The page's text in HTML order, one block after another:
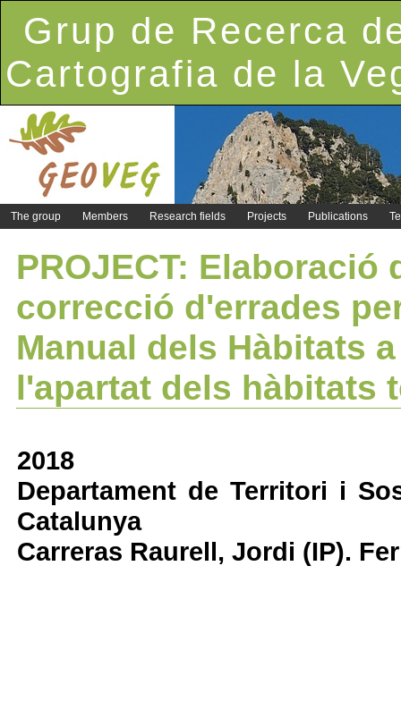
Grup de Recerca
Cartografia de la
The group Members Research fields Projects Publications
PROJECT:
correcció d'errades
Manual dels Hàbitats
l'apartat dels hàbitats
2018
Departament de Territori i
Catalunya
Carreras Raurell, Jordi (IP).